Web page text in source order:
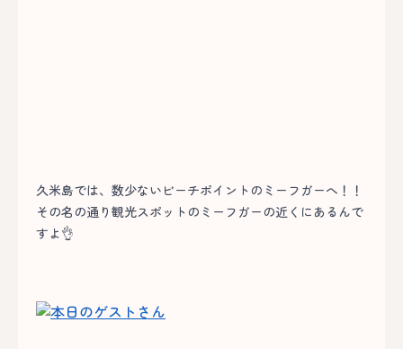
久米島では、数少ないビーチポイントのミーフガーへ！！
その名の通り観光スポットのミーフガーの近くにあるんで
すよ👌